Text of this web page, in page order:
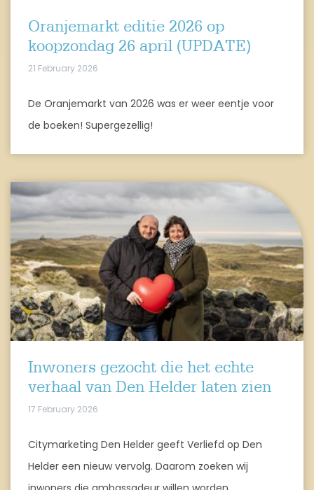
Oranjemarkt editie 2026 op
koopzondag 26 april (UPDATE)
21 February 2026
De Oranjemarkt van 2026 was er weer eentje voor
de boeken! Supergezellig!
Inwoners gezocht die het echte
verhaal van Den Helder laten zien
17 February 2026
Citymarketing Den Helder geeft Verliefd op Den
Helder een nieuw vervolg. Daarom zoeken wij